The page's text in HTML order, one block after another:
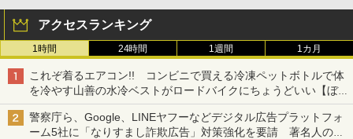
アクセスランキング
1時間 24時間 1週間 1カ月
これぞ着るエアコン!! コンビニで買える冷凍ペットボトルで体
を冷やす山善の水冷ベストがロードバイクにちょうどいい【ぼっ
ち・ざ・ろーど！その14】【空いた時間でなにしてる？】
警察庁ら、Google、LINEヤフーなどデジタル広告プラットフォ
ーム5社に「なりすまし詐欺広告」対策強化を要請 著名人の写